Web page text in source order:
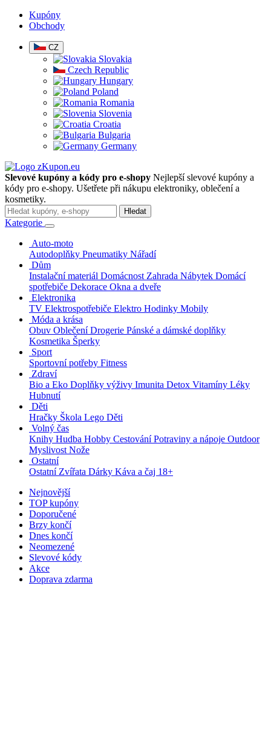
Kupóny
Obchody
CZ
Slovakia
Czech Republic
Hungary
Poland
Romania
Slovenia
Croatia
Bulgaria
Germany
Slevové kupóny a kódy pro e-shopy Nejlepší slevové kupóny a
kódy pro e-shopy. Ušetřete při nákupu elektroniky, oblečení a
kosmetiky.
Hledat
Kategorie
Auto-moto
Autodoplňky Pneumatiky Nářadí
Dům
Instalační materiál Domácnost Zahrada Nábytek Domácí
spotřebiče Dekorace Okna a dveře
Elektronika
TV Elektrospotřebiče Elektro Hodinky Mobily
Móda a krása
Obuv OblečeníDrogerie Pánské a dámské doplňky
Kosmetika Šperky
Sport
Sportovní potřeby Fitness
Zdraví
Bio a Eko Doplňky výživy Imunita Detox Vitamíny Léky
Hubnutí
Děti
Hračky Škola Lego Děti
Volný čas
Knihy Hudba Hobby CestováníPotraviny a nápoje Outdoor
Myslivost Nože
Ostatní
Ostatní Zvířata Dárky Káva a čaj 18+
Nejnovější
TOP kupóny
Doporučené
Brzy končí
Dnes končí
Neomezené
Slevové kódy
Akce
Doprava zdarma